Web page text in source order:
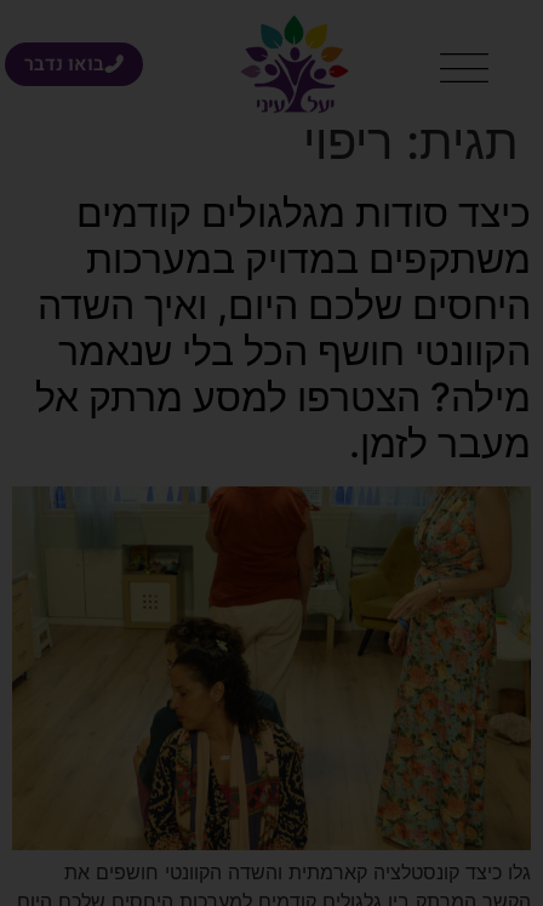
בואו נדבר
תגית: ריפוי
כיצד סודות מגלגולים קודמים
משתקפים במדויק במערכות
היחסים שלכם היום, ואיך השדה
הקוונטי חושף הכל בלי שנאמר
מילה? הצטרפו למסע מרתק אל
מעבר לזמן.
גלו כיצד קונסטלציה קארמתית והשדה הקוונטי חושפים את
הקשר המרתק בין גלגולים קודמים למערכות היחסים שלכם היום.